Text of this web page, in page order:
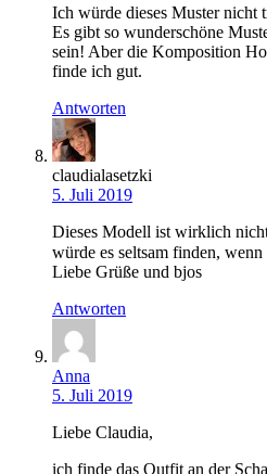
Ich würde dieses Muster nicht
Es gibt so wunderschöne
sein! Aber die Komposition
finde ich gut.
Antworten
claudialasetzki
5. Juli 2019
Dieses Modell ist wirklich
würde es seltsam finden,
Liebe Grüße und bjos
Antworten
Anna
5. Juli 2019
Liebe Claudia,
ich finde das Outfit an der